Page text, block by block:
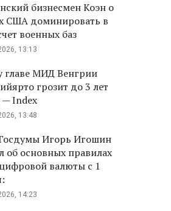
бизнесмен Коэн о
США доминировать в
военных баз
13:13
МИД Венгрии
грозит до 3 лет
Index
13:48
Игорь Игошин
об основных правилах
валюты с 1
14:23